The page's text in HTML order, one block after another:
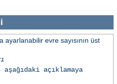
ayarlanabilir evre sayısının üst
açıklamaya